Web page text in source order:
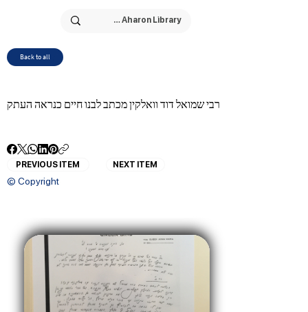
Back to all
רבי שמואל דוד וואלקין מכתב לבנו חיים כנראה העתק
PREVIOUS ITEM NEXT ITEM
© Copyright